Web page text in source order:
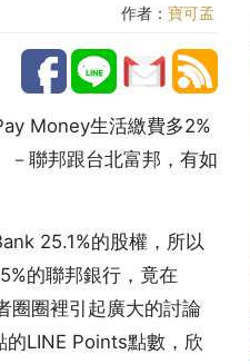
作者： 寶可孟
Money生活繳費多2%
－聯邦跟台北富邦，有如
25.1%的股權，所以
的聯邦銀行，竟在
圈圈裡引起廣大的討論
LINE Points點數，欣